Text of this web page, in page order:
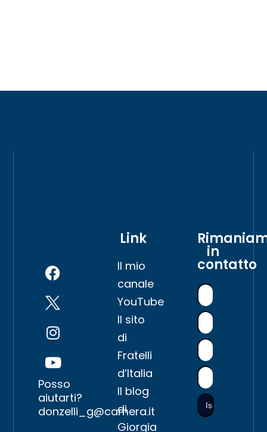
Posso
aiutarti?
donzelli_g@camera.it
Link
Il mio
canale
YouTube
Il sito
di
Fratelli
d’Italia
Il blog
di
Giorgia
in
contatto